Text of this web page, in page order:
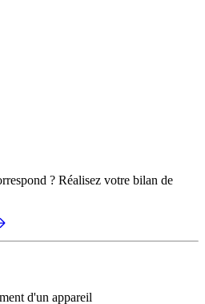
? Réalisez votre bilan de
d'un appareil